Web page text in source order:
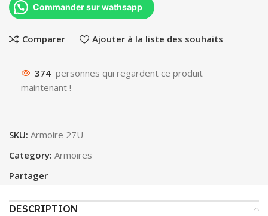
Commander sur wathsapp
Comparer Ajouter à la liste des souhaits
374 personnes qui regardent ce produit
maintenant !
SKU: Armoire 27U
Category: Armoires
Partager
DESCRIPTION